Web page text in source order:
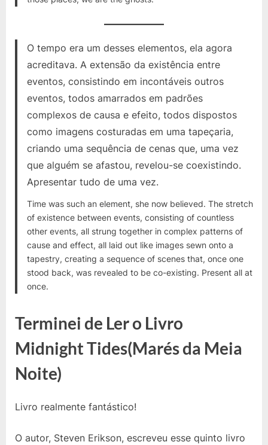
O tempo era um desses elementos, ela agora
acreditava. A extensão da existência entre
eventos, consistindo em incontáveis outros
eventos, todos amarrados em padrões
complexos de causa e efeito, todos dispostos
como imagens costuradas em uma tapeçaria,
criando uma sequência de cenas que, uma vez
que alguém se afastou, revelou-se coexistindo.
Apresentar tudo de uma vez.
Time was such an element, she now believed. The stretch
of existence between events, consisting of countless
other events, all strung together in complex patterns of
cause and effect, all laid out like images sewn onto a
tapestry, creating a sequence of scenes that, once one
stood back, was revealed to be co-existing. Present all at
once.
Terminei de Ler o Livro
Midnight Tides(Marés da Meia
Noite)
Livro realmente fantástico!
O autor, Steven Erikson, escreveu esse quinto livro